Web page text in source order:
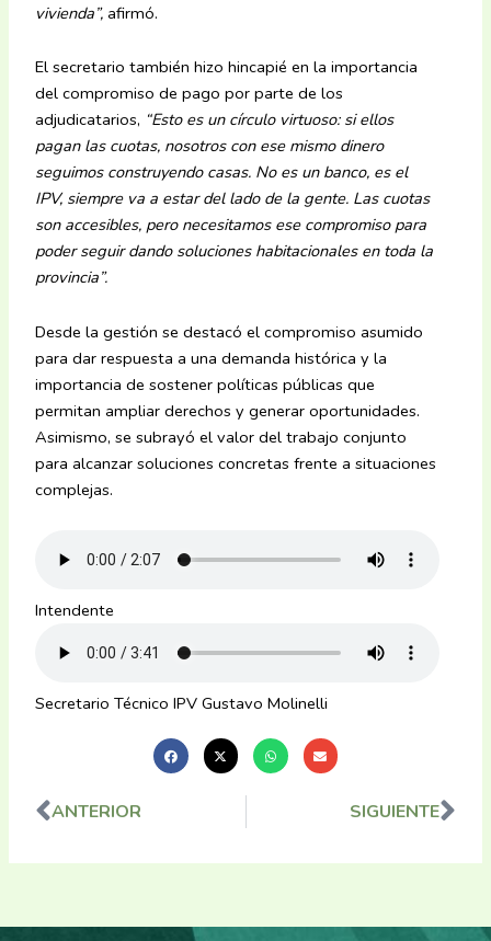
vivienda”, afirmó.
El secretario también hizo hincapié en la importancia
del compromiso de pago por parte de los
adjudicatarios, “Esto es un círculo virtuoso: si ellos
pagan las cuotas, nosotros con ese mismo dinero
seguimos construyendo casas. No es un banco, es el
IPV, siempre va a estar del lado de la gente. Las cuotas
son accesibles, pero necesitamos ese compromiso para
poder seguir dando soluciones habitacionales en toda la
provincia”.
Desde la gestión se destacó el compromiso asumido
para dar respuesta a una demanda histórica y la
importancia de sostener políticas públicas que
permitan ampliar derechos y generar oportunidades.
Asimismo, se subrayó el valor del trabajo conjunto
para alcanzar soluciones concretas frente a situaciones
complejas.
Intendente
Secretario Técnico IPV Gustavo Molinelli
Ant
ANTERIOR SIGUIENTE